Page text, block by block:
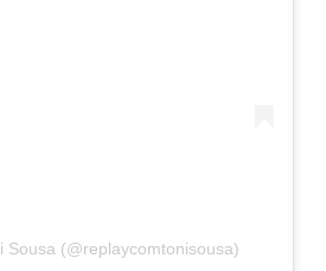
Sousa (@replaycomtonisousa)